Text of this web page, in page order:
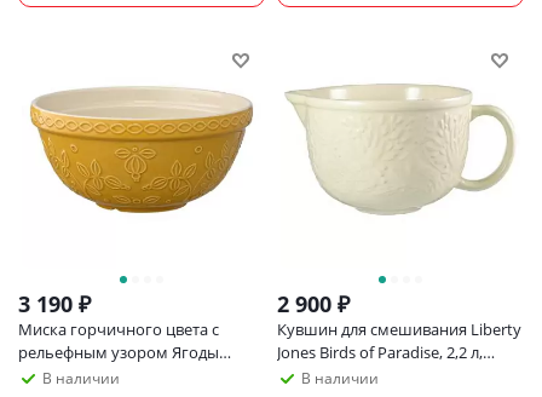
3 190 ₽
Миска горчичного цвета с
рельефным узором Ягоды
Тайги из коллекции russian
В наличии
2 900 ₽
Кувшин для смешивания Liberty
Jones Birds of Paradise, 2,2 л,
кремовый
В наличии